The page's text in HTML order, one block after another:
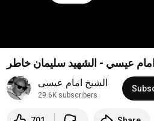
عيسي - الشهيد سليمان خاطر
الشيخ امام عيسى
29.6K subscribers